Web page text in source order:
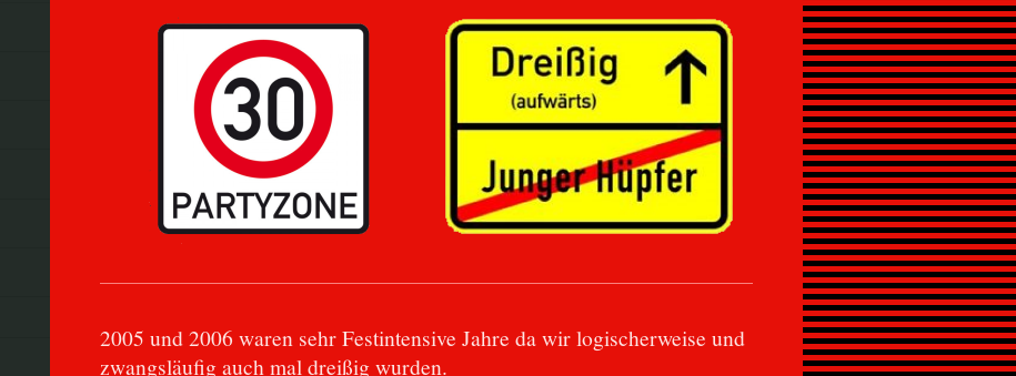
2005 und 2006 waren sehr Festintensive Jahre da wir logischerweise und
zwangsläufig auch mal dreißig wurden.